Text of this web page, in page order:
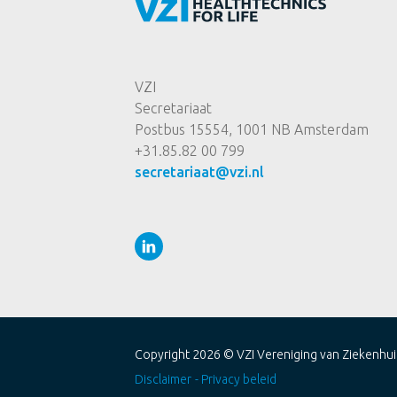
VZI
Secretariaat
Postbus 15554, 1001 NB Amsterdam
+31.85.82 00 799
secretariaat@vzi.nl
Copyright 2026 © VZI Vereniging van
Disclaimer
Privacy beleid